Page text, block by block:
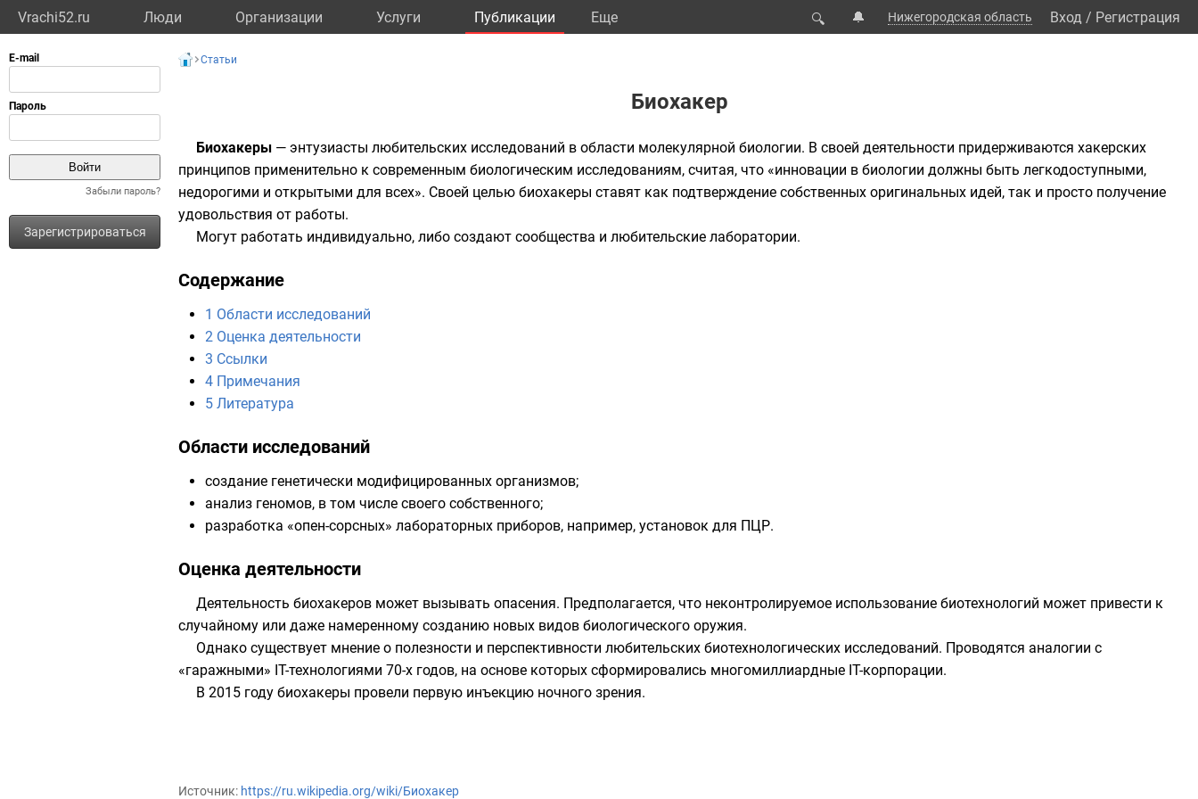
Vrachi52.ru Люди Организации Услуги Публикации Eще 🔍 🔔 Нижегородская область Вход / Регистрация
Забыли пароль?
Зарегистрироваться
Статьи
Биохакер
Биохакеры — энтузиасты любительских исследований в области молекулярной биологии. В своей деятельности придерживаются хакерских
принципов применительно к современным биологическим исследованиям, считая, что «инновации в биологии должны быть легкодоступными,
недорогими и открытыми для всех». Своей целью биохакеры ставят как подтверждение собственных оригинальных идей, так и просто получение
удовольствия от работы.
Могут работать индивидуально, либо создают сообщества и любительские лаборатории.
Содержание
1 Области исследований
2 Оценка деятельности
3 Ссылки
4 Примечания
5 Литература
Области исследований
создание генетически модифицированных организмов;
анализ геномов, в том числе своего собственного;
разработка «опен-сорсных» лабораторных приборов, например, установок для ПЦР.
Оценка деятельности
Деятельность биохакеров может вызывать опасения. Предполагается, что неконтролируемое использование биотехнологий может привести к
случайному или даже намеренному созданию новых видов биологического оружия.
Однако существует мнение о полезности и перспективности любительских биотехнологических исследований. Проводятся аналогии с
«гаражными» IT-технологиями 70-х годов, на основе которых сформировались многомиллиардные IT-корпорации.
В 2015 году биохакеры провели первую инъекцию ночного зрения.
Источник: https://ru.wikipedia.org/wiki/Биохакер